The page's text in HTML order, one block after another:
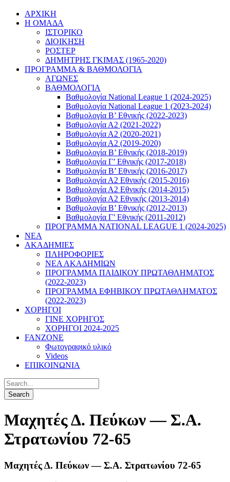
ΑΡΧΙΚΗ
Η ΟΜΑΔΑ
ΙΣΤΟΡΙΚΟ
ΔΙΟΙΚΗΣΗ
ΡΟΣΤΕΡ
ΔΗΜΗΤΡΗΣ ΓΚΙΜΑΣ (1965-2020)
ΠΡΟΓΡΑΜΜΑ & ΒΑΘΜΟΛΟΓΙΑ
ΑΓΩΝΕΣ
ΒΑΘΜΟΛΟΓΙΑ
Βαθμολογία National League 1 (2024-2025)
Βαθμολογία National League 1 (2023-2024)
Βαθμολογία Β’ Εθνικής (2022-2023)
Βαθμολογία Α2 (2021-2022)
Βαθμολογία Α2 (2020-2021)
Βαθμολογία Α2 (2019-2020)
Βαθμολογία B’ Εθνικής (2018-2019)
Βαθμολογία Γ’ Εθνικής (2017-2018)
Βαθμολογία Β’ Εθνικής (2016-2017)
Βαθμολογία Α2 Εθνικής (2015-2016)
Βαθμολογία Α2 Εθνικής (2014-2015)
Βαθμολογία Α2 Εθνικής (2013-2014)
Βαθμολογία Β’ Εθνικής (2012-2013)
Βαθμολογία Γ’ Εθνικής (2011-2012)
ΠΡΟΓΡΑΜΜΑ NATIONAL LEAGUE 1 (2024-2025)
ΝΕΑ
ΑΚΑΔΗΜΙΕΣ
ΠΛΗΡΟΦΟΡΙΕΣ
ΝΕΑ ΑΚΑΔΗΜΙΩΝ
ΠΡΟΓΡΑΜΜΑ ΠΑΙΔΙΚΟΥ ΠΡΩΤΑΘΛΗΜΑΤΟΣ
(2022-2023)
ΠΡΟΓΡΑΜΜΑ ΕΦΗΒΙΚΟΥ ΠΡΩΤΑΘΛΗΜΑΤΟΣ
(2022-2023)
ΧΟΡΗΓΟΙ
ΓΙΝΕ ΧΟΡΗΓΟΣ
ΧΟΡΗΓΟΙ 2024-2025
FANZONE
Φωτογραφικό υλικό
Videos
ΕΠΙΚΟΙΝΩΝΙΑ
Μαχητές Δ. Πεύκων — Σ.Α.
Στρατωνίου 72-65
Μαχητές Δ. Πεύκων — Σ.Α. Στρατωνίου 72-65